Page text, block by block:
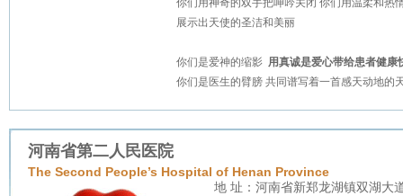
你们用神奇的双手把呻吟关闭 你们用温柔和热
展示出天使的圣洁和美丽
你们是爱神的缩影 用真诚是爱心带给患者健康
你们是医生的臂膀 共同谱写着一首感天动地
河南省第二人民医院
The Second People’s Hospital of Henan Province
地 址：河南省新郑龙湖镇双湖大